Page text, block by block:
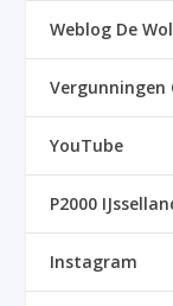
Weblog De
Vergunningen
YouTube
P2000
Instagram